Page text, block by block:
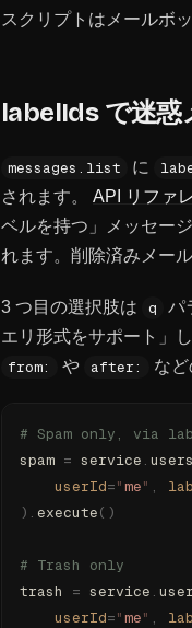
スクリプトはメールボ
labelIds で迷惑
messages.list に
されます。
API リファ
ベルを持つ」メッセー
れます。削除済みメー
3 つ目の選択肢は q
パ
エリ形式をサポート」し
from:
や after: な
# Spam only, via
spam = service . users
    userId
="me" ,
). execute()
# Trash only
trash = service .
    userId
="me" ,